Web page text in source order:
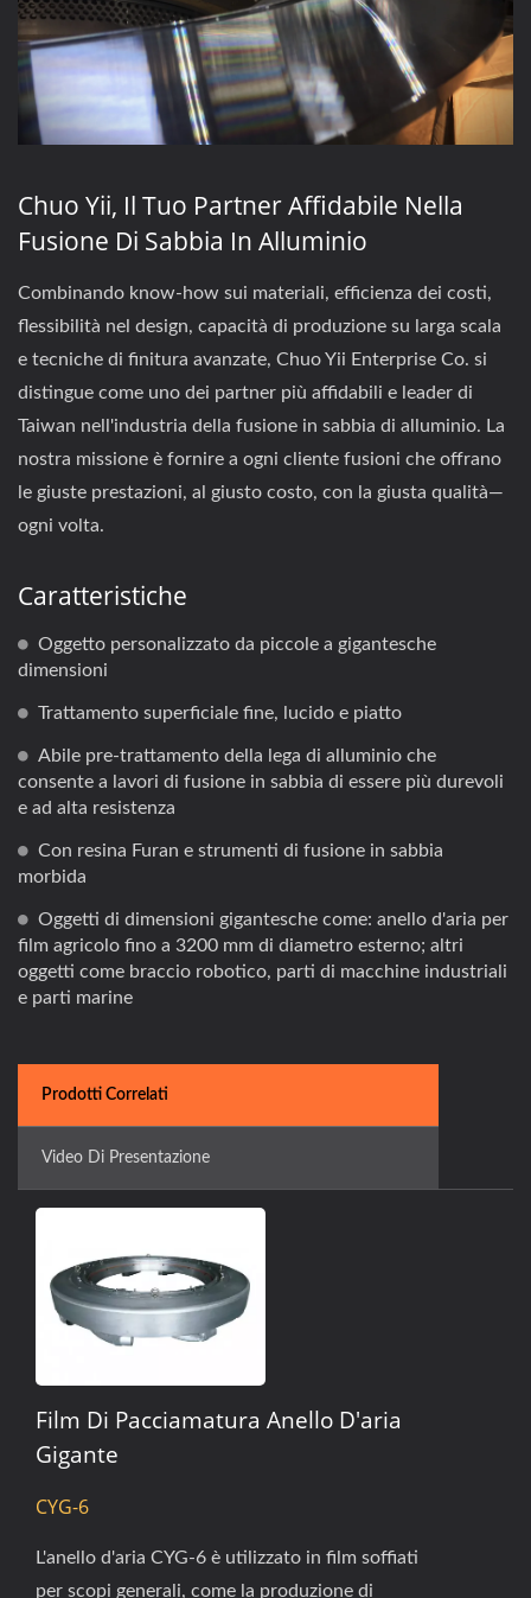
Chuo Yii, Il Tuo Partner Affidabile Nella
Fusione Di Sabbia In Alluminio
Combinando know-how sui materiali, efficienza dei costi,
flessibilità nel design, capacità di produzione su larga scala
e tecniche di finitura avanzate, Chuo Yii Enterprise Co. si
distingue come uno dei partner più affidabili e leader di
Taiwan nell'industria della fusione in sabbia di alluminio. La
nostra missione è fornire a ogni cliente fusioni che offrano
le giuste prestazioni, al giusto costo, con la giusta qualità—
ogni volta.
Caratteristiche
Oggetto personalizzato da piccole a gigantesche
dimensioni
Trattamento superficiale fine, lucido e piatto
Abile pre-trattamento della lega di alluminio che
consente a lavori di fusione in sabbia di essere più durevoli
e ad alta resistenza
Con resina Furan e strumenti di fusione in sabbia
morbida
Oggetti di dimensioni gigantesche come: anello d'aria per
film agricolo fino a 3200 mm di diametro esterno; altri
oggetti come braccio robotico, parti di macchine industriali
e parti marine
Prodotti Correlati
Video Di Presentazione
Film Di Pacciamatura Anello D'aria
Gigante
CYG-6
L'anello d'aria CYG-6 è utilizzato in film soffiati
per scopi generali, come la produzione di